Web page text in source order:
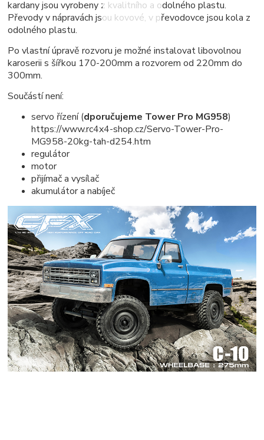
kardany jsou vyrobeny z kvalitního a odolného plastu.
Převody v nápravách jsou kovové, v převodovce jsou kola z
odolného plastu.
Po vlastní úpravě rozvoru je možné instalovat libovolnou
karoserii s šířkou 170-200mm a rozvorem od 220mm do
300mm.
Součástí není:
servo řízení (dporučujeme Tower Pro MG958)
https://www.rc4x4-shop.cz/Servo-Tower-Pro-
MG958-20kg-tah-d254.htm
regulátor
motor
přijímač a vysílač
akumulátor a nabíječ